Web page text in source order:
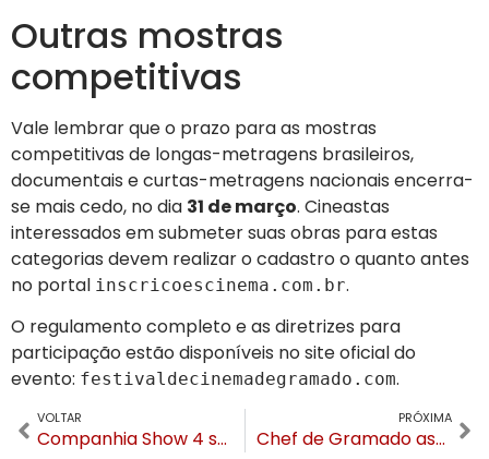
Outras mostras
competitivas
Vale lembrar que o prazo para as mostras
competitivas de longas-metragens brasileiros,
documentais e curtas-metragens nacionais encerra-
se mais cedo, no dia 31 de março. Cineastas
interessados em submeter suas obras para estas
categorias devem realizar o cadastro o quanto antes
no portal inscricoescinema.com.br.
O regulamento completo e as diretrizes para
participação estão disponíveis no site oficial do
evento: festivaldecinemadegramado.com.
VOLTAR
Companhia Show 4 será a atração principal do 2º Jantar Baile da ACIC em Canela
PRÓXIMA
Chef de Gramado assina cardápio de projeto nacional da Moto Morini Brasil